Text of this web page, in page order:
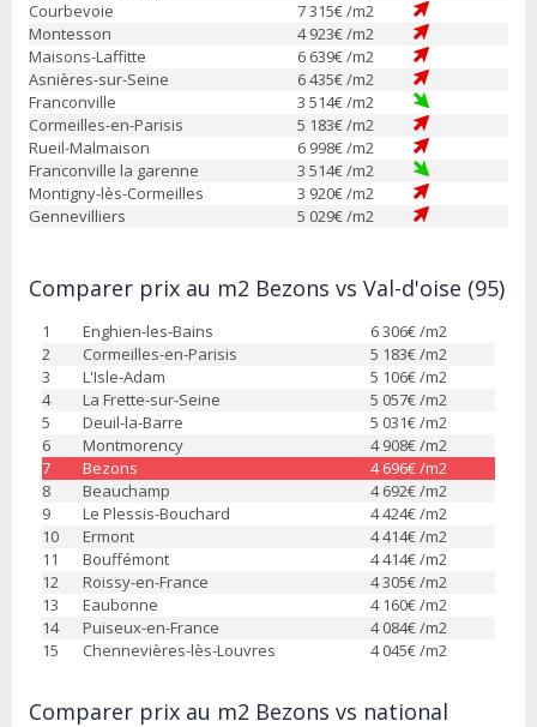
Courbevoie
7 315€ /m2
Montesson
4 923€ /m2
Maisons-Laffitte
6 639€ /m2
Asnières-sur-Seine
6 435€ /m2
Franconville
3 514€ /m2
Cormeilles-en-Parisis
5 183€ /m2
Rueil-Malmaison
6 998€ /m2
Franconville la garenne
3 514€ /m2
Montigny-lès-Cormeilles
3 920€ /m2
Gennevilliers
5 029€ /m2
Comparer prix au m2 Bezons vs Val-d'oise (95)
1 Enghien-les-Bains 6 306€ /m2
2
Cormeilles-en-Parisis 5 183€ /m2
3
L'Isle-Adam 5 106€ /m2
4
La Frette-sur-Seine 5 057€ /m2
5
Deuil-la-Barre 5 031€ /m2
6
Montmorency 4 908€ /m2
7
Bezons 4 696€ /m2
8
Beauchamp 4 692€ /m2
9
Le Plessis-Bouchard 4 424€ /m2
10
Ermont 4 414€ /m2
11
Bouffémont 4 414€ /m2
12
Roissy-en-France 4 305€ /m2
13
Eaubonne 4 160€ /m2
14
Puiseux-en-France 4 084€ /m2
15
Chennevières-lès-Louvres 4 045€ /m2
Comparer prix au m2 Bezons vs national